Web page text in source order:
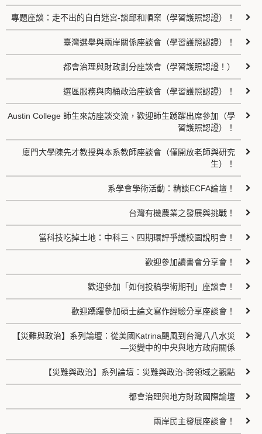
專題座談：走不出的自白迷宮-談邱和順案（學習護照認證）！
臺灣選舉與兩岸關係座談會（學習護照認證）！
都會治理與財政劃分座談會（學習護照認證！）
選區服務與肉桶政治座談會（學習護照認證）！
Austin College 師生來訪座談交流，歡迎師生踴躍出席參加（學
習護照認證）！
廈門大學陳先才教授與本系教師座談會（僅開放老師與研究
生）！
系學會學術活動：精談ECFA論壇！
台灣有機農業之發展與挑戰！
當科技吃掉土地：中科三、四期環評爭議校園說明會！
歡迎參加讀書會分享會！
歡迎參加「如何投稿學術期刊」座談會！
歡迎踴躍參加碩士論文寫作經驗分享座談會！
【災難與政治】系列論壇：從美國Katrina颶風到台灣八八水災
—災變中的中央與地方政府關係
【災難與政治】系列論壇：災難與政治-跨領域之觀點
都會治理與地方財政國際論壇
兩岸民主發展座談會！